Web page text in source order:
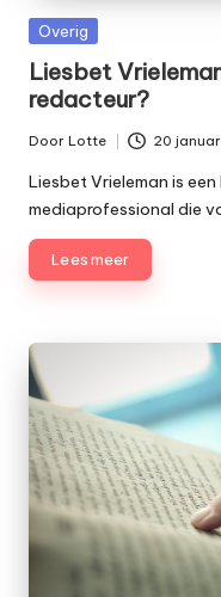
Geplaatst
Overig
Liesbet
redacteur?
door
Door Lotte 20
Liesbet Vrieleman is
mediaprofessional die
Lees meer